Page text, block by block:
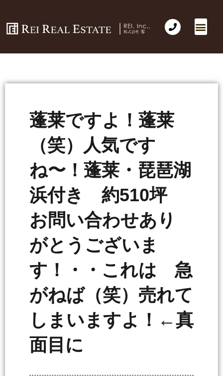
蓬莱ですよ！蓬莱
（笑）人気です
ね〜！蓬莱・琵琶湖
浜付き 約510坪
お問い合わせあり
がとうございま
す！・・これは 急
がねば（笑）売れて
しまいますよ！←真
面目に